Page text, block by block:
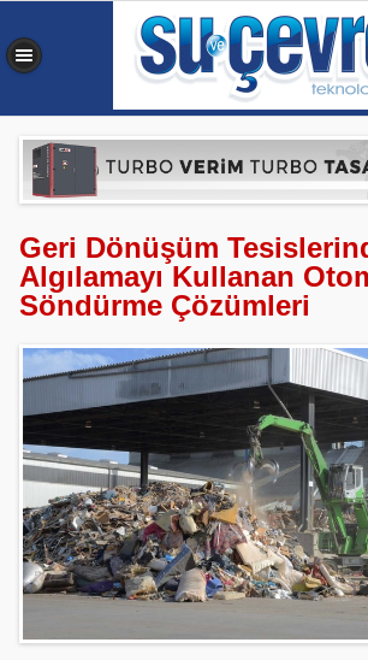
Geri Dönüşüm
Algılamayı Kullanan
Söndürme Çözümleri
0,389 sn